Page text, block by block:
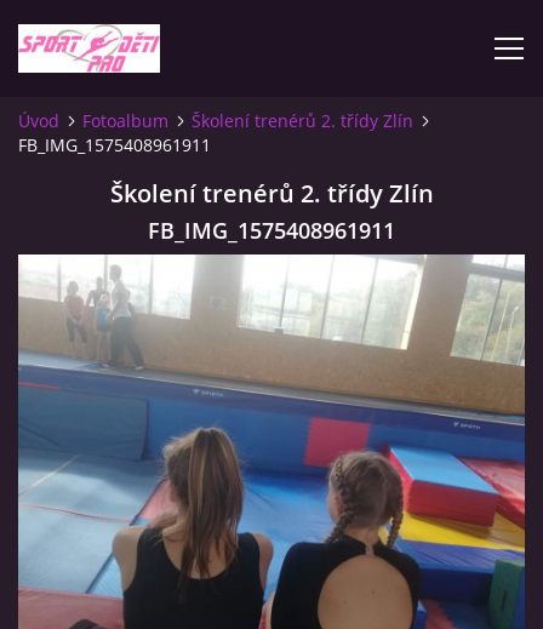
ÚVOD
INFORMACE
PLATEBNÍ PODMÍNKY
ZÁVODY
TRENÉŘI
Úvod Fotoalbum
Školení trenérů 2. třídy Zlín
FB_IMG_1575408961911
Školení trenérů 2. třídy Zlín
FB_IMG_1575408961911